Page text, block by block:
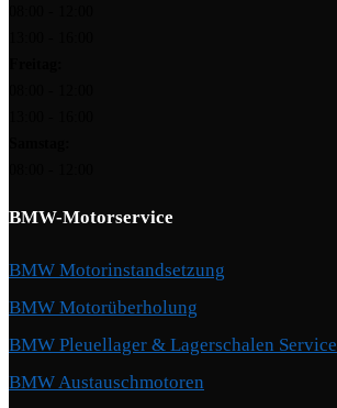
BMW-Motorservice
BMW Motorinstandsetzung
BMW Motorüberholung
BMW Pleuellager & Lagerschalen Service
BMW Austauschmotoren